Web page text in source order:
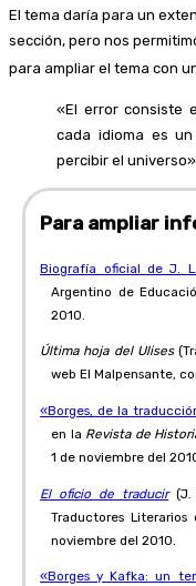
El tema daría para un
sección, pero nos
para ampliar el tema con
«El error consiste
cada idioma es
percibir el universo».
Para ampliar
Biografía oficial de J.
Argentino de
2010.
Última hoja del Ulises
web El Malpensante,
«Borges, de la
en la Revista de
1 de noviembre del
El oficio de traducir(J.
Traductores
noviembre del 2010.
«Borges y Kafka: un